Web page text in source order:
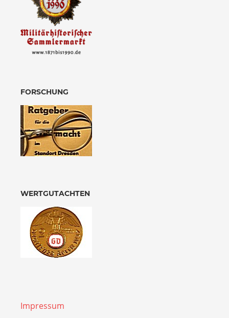
FORSCHUNG
WERTGUTACHTEN
Impressum